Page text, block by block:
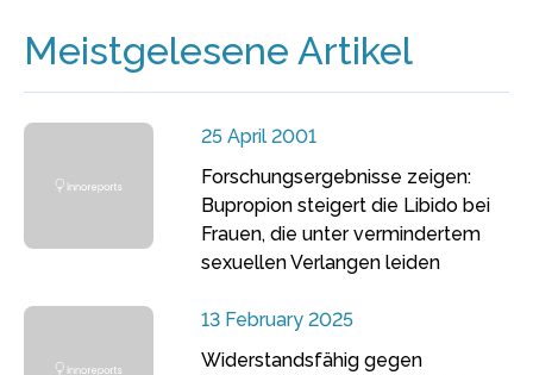
Meistgelesene Artikel
25 April 2001
Forschungsergebnisse zeigen:
Bupropion steigert die Libido bei
Frauen, die unter vermindertem
sexuellen Verlangen leiden
13 February 2025
Widerstandsfähig gegen